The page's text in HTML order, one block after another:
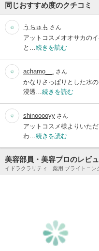
同じおすすめ度のクチコミ
うちゅも さん
アットコスメオオサカの
と… 続きを読む
achamo__. さん
かなりさっぱりとした水
浸透… 続きを読む
shinooooyy さん
アットコスメ様よりいた
わ… 続きを読む
美容部員・美容プロのレビ
イドラクラリティ 薬用 ブライトニン